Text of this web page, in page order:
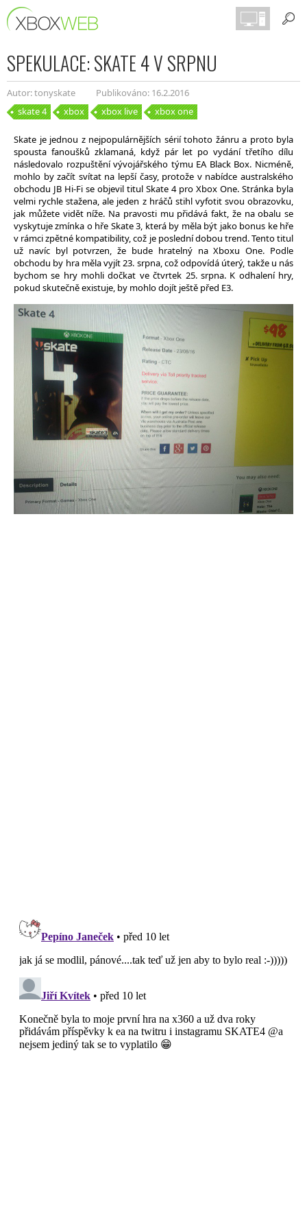
SPEKULACE: SKATE 4 V SRPNU
Autor: tonyskate
Publikováno: 16.2.2016
skate 4
xbox xbox live xbox one
Skate je jednou z nejpopulárnějších sérií tohoto žánru a proto byla
spousta fanoušků zklamaná, když pár let po vydání třetího dílu
následovalo rozpuštění vývojářského týmu EA Black Box. Nicméně,
mohlo by začít svítat na lepší časy, protože v nabídce australského
obchodu JB Hi-Fi se objevil titul Skate 4 pro Xbox One. Stránka byla
velmi rychle stažena, ale jeden z hráčů stihl vyfotit svou obrazovku,
jak můžete vidět níže. Na pravosti mu přidává fakt, že na obalu se
vyskytuje zmínka o hře Skate 3, která by měla být jako bonus ke hře
v rámci zpětné kompatibility, což je poslední dobou trend. Tento titul
už navíc byl potvrzen, že bude hratelný na Xboxu One. Podle
obchodu by hra měla vyjít 23. srpna, což odpovídá úterý, takže u nás
bychom se hry mohli dočkat ve čtvrtek 25. srpna. K odhalení hry,
pokud skutečně existuje, by mohlo dojít ještě před E3.